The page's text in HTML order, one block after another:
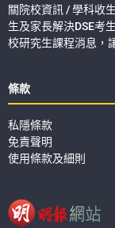
關院校資訊 / 學科收
生及家長解決DSE考
校研究生課程消息，
條款
私隱條款
免責聲明
使用條款及細則